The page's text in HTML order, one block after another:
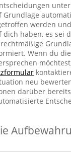
Grundlage
werden
dich haben, es sei
Wenn du
neu
darüber